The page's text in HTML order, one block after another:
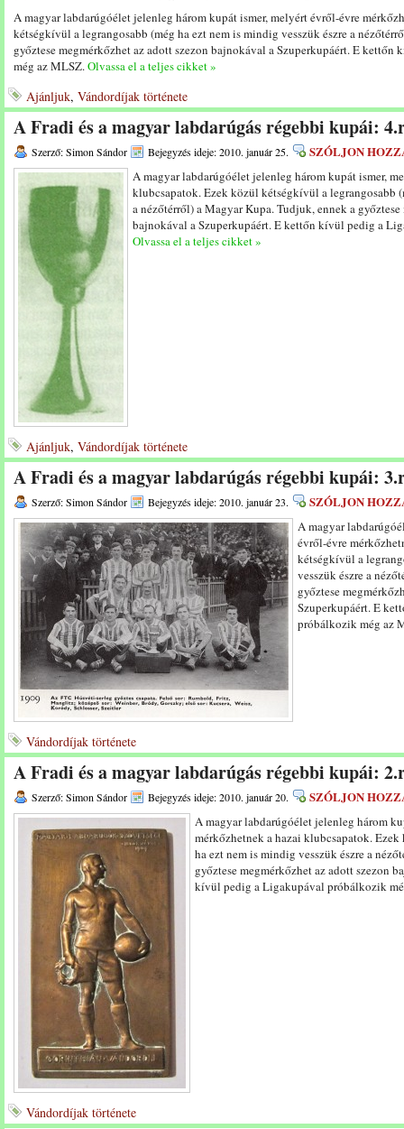
A magyar labdarúgóélet jelenleg három kupát ismer, melyért évről-évre
kétségkívül a legrangosabb (még ha ezt nem is mindig vesszük észre a
győztese megmérkőzhet az adott szezon bajnokával a Szuperkupáért. E
még az MLSZ.Olvassa el a teljes cikket »
Ajánljuk, Vándordíjak története
A Fradi és a magyar labdarúgás régebbi kupái:
Szerző: Simon Sándor Bejegyzés ideje: 2010. január 25. SZÓLJON
A magyar labdarúgóélet jelenleg három kupát ismer,
klubcsapatok. Ezek közül kétségkívül a legrangosabb
a nézőtérről) a Magyar Kupa. Tudjuk, ennek a
bajnokával a Szuperkupáért. E kettőn kívül pedig a
Olvassa el a teljes cikket »
Ajánljuk, Vándordíjak története
A Fradi és a magyar labdarúgás régebbi kupái:
Szerző: Simon Sándor Bejegyzés ideje: 2010. január 23. SZÓLJON
A magyar
évről-évre
kétségkívül a
vesszük észre a
győztese
Szuperkupáért. E
próbálkozik még az
Vándordíjak története
A Fradi és a magyar labdarúgás régebbi kupái:
Szerző: Simon Sándor Bejegyzés ideje: 2010. január 20. SZÓLJON
A magyar labdarúgóélet jelenleg három
mérkőzhetnek a hazai klubcsapatok.
ha ezt nem is mindig vesszük észre a
győztese megmérkőzhet az adott szezon
kívül pedig a Ligakupával próbálkozik
Vándordíjak története